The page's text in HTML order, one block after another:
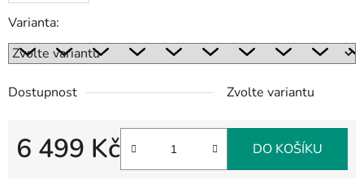
Varianta:
Dostupnost Zvolte variantu
6 499 Kč DO KOŠÍKU